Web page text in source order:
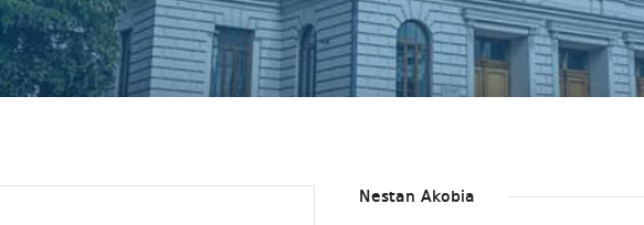
Nestan Akobia